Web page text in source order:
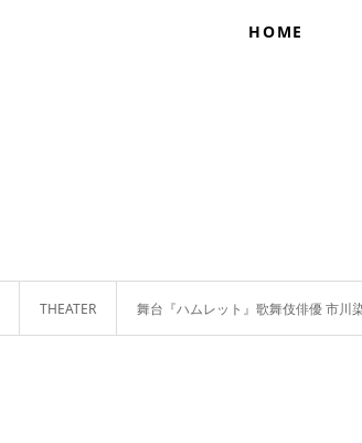
HOME
THEATER 舞台『ハムレット』歌舞伎俳優 市川